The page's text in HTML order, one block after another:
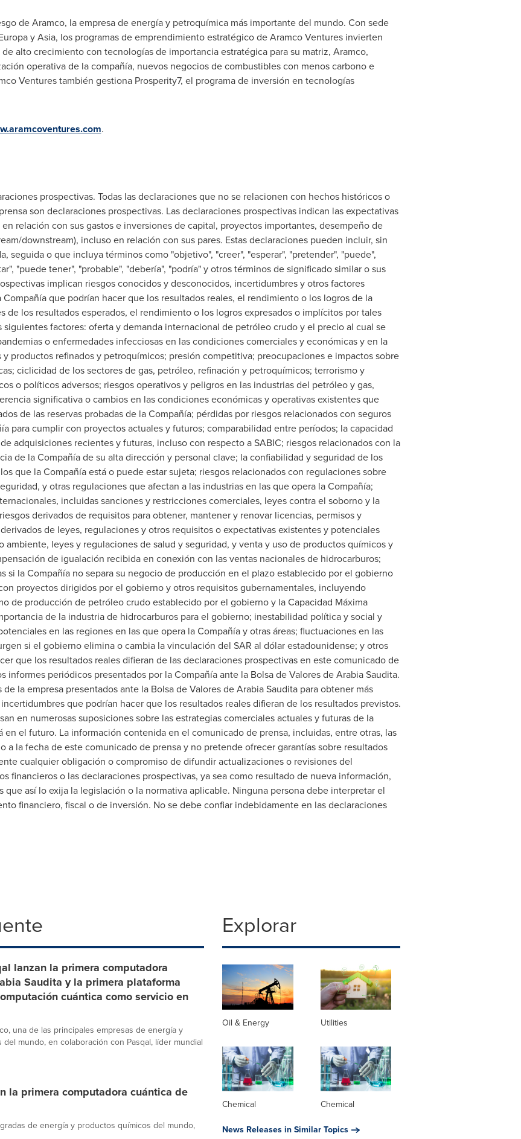
de Aramco, la empresa de energía y petroquímica más importante del mundo. Con sede
yAsia, los programas de emprendimiento estratégico de Aramco Ventures invierten
alto crecimiento con tecnologías de importancia estratégica para su matriz, Aramco,
operativa de la compañía, nuevos negocios de combustibles con menos carbono e
Ventures también gestiona Prosperity7, el programa de inversión en tecnologías
.
prospectivas. Todas las declaraciones que no se relacionen con hechos históricos o
son declaraciones prospectivas. Las declaraciones prospectivas indican las expectativas
relación con sus gastos e inversiones de capital, proyectos importantes, desempeño de
downstream), incluso en relación con sus pares. Estas declaraciones pueden incluir, sin
seguida o que incluya términos como "objetivo", "creer", "esperar", "pretender", "puede",
"puede tener", "probable", "debería", "podría" y otros términos de significado similar o sus
implican riesgos conocidos y desconocidos, incertidumbres y otros factores
que podrían hacer que los resultados reales, el rendimiento o los logros de la
de los resultados esperados, el rendimiento o los logros expresados o implícitos por tales
factores: oferta y demanda internacional de petróleo crudo y el precio al cual se
o enfermedades infecciosas en las condiciones comerciales y económicas y en la
productos refinados y petroquímicos; presión competitiva; preocupaciones e impactos sobre
ciclicidad de los sectores de gas, petróleo, refinación y petroquímicos; terrorismo y
o políticos adversos; riesgos operativos y peligros en las industrias del petróleo y gas,
significativa o cambios en las condiciones económicas y operativas existentes que
de las reservas probadas de la Compañía; pérdidas por riesgos relacionados con seguros
para cumplir con proyectos actuales y futuros; comparabilidad entre períodos; la capacidad
adquisiciones recientes y futuras, incluso con respecto a SABIC; riesgos relacionados con la
de la Compañía de su alta dirección y personal clave; la confiabilidad y seguridad de los
que la Compañía está o puede estar sujeta; riesgos relacionados con regulaciones sobre
y otras regulaciones que afectan a las industrias en las que opera la Compañía;
incluidas sanciones y restricciones comerciales, leyes contra el soborno y la
derivados de requisitos para obtener, mantener y renovar licencias, permisos y
de leyes, regulaciones y otros requisitos o expectativas existentes y potenciales
leyes y regulaciones de salud y seguridad, y venta y uso de productos químicos y
de igualación recibida en conexión con las ventas nacionales de hidrocarburos;
si la Compañía no separa su negocio de producción en el plazo establecido por el gobierno
proyectos dirigidos por el gobierno y otros requisitos gubernamentales, incluyendo
de producción de petróleo crudo establecido por el gobierno y la Capacidad Máxima
de la industria de hidrocarburos para el gobierno; inestabilidad política y social y
en las regiones en las que opera la Compañía y otras áreas; fluctuaciones en las
si el gobierno elimina o cambia la vinculación del SAR al dólar estadounidense; y otros
que los resultados reales difieran de las declaraciones prospectivas en este comunicado de
informes periódicos presentados por la Compañía ante la Bolsa de Valores de Arabia Saudita.
la empresa presentados ante la Bolsa de Valores de Arabia Saudita para obtener más
que podrían hacer que los resultados reales difieran de los resultados previstos.
en numerosas suposiciones sobre las estrategias comerciales actuales y futuras de la
el futuro. La información contenida en el comunicado de prensa, incluidas, entre otras, las
a la fecha de este comunicado de prensa y no pretende ofrecer garantías sobre resultados
cualquier obligación o compromiso de difundir actualizaciones o revisiones del
financieros o las declaraciones prospectivas, ya sea como resultado de nueva información,
así lo exija la legislación o la normativa aplicable. Ninguna persona debe interpretar el
financiero, fiscal o de inversión. No se debe confiar indebidamente en las declaraciones
lanzan la primera computadora
Saudita y la primera plataforma
cuántica como servicio en
una de las principales empresas de energía y
mundo, en colaboración con Pasqal, líder mundial
la primera computadora cuántica de
de energía y productos químicos del mundo,
Explorar
Oil & Energy Utilities
Chemical
Chemical
News Releases in Similar Topics